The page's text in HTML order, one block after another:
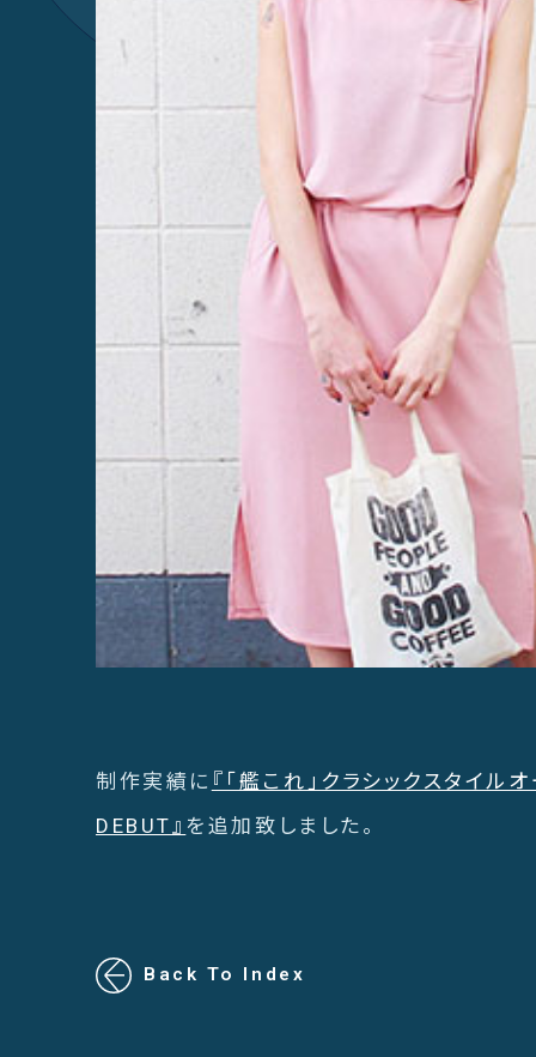
制作実績に 『「艦これ」クラシックスタイ
DEBUT』 を追加致しました。
Back To Index